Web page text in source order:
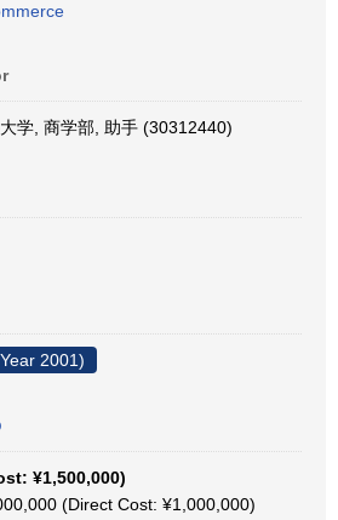
学, 商学部, 助手 (30312440)
2001)
¥1,500,000)
(Direct Cost: ¥1,000,000)